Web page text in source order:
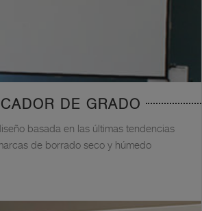
DE GRADO
basada en las últimas tendencias
de borrado seco y húmedo